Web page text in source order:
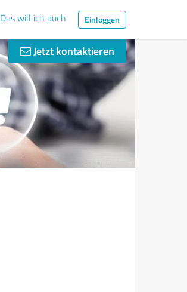
Das will ich auch Einloggen
Jetzt kontaktieren